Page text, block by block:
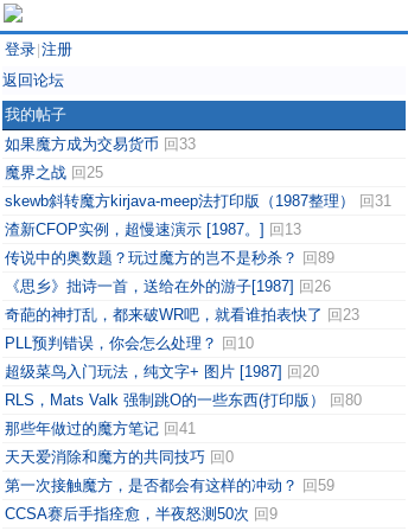
登录 注册
返回论坛
我的帖子
如果魔方成为交易货币 回33
魔界之战 回25
skewb斜转魔方kirjava-meep法打印版（1987整理）
回31
渣新CFOP实例，超慢速演示 [1987。] 回13
传说中的奥数题？玩过魔方的岂不是秒杀？ 回89
《思乡》拙诗一首，送给在外的游子[1987] 回26
奇葩的神打乱，都来破WR吧，就看谁拍表快了 回23
PLL预判错误，你会怎么处理？ 回10
超级菜鸟入门玩法，纯文字+ 图片 [1987] 回20
RLS，Mats Valk 强制跳O的一些东西(打印版）
回80
那些年做过的魔方笔记 回41
天天爱消除和魔方的共同技巧 回0
第一次接触魔方，是否都会有这样的冲动？ 回59
CCSA赛后手指痊愈，半夜怒测50次 回9